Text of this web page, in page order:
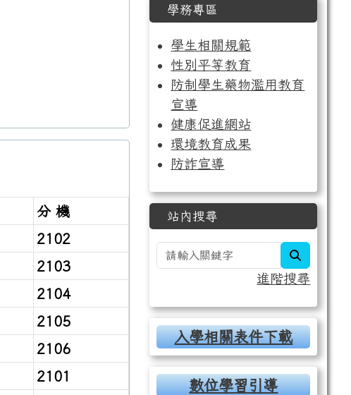
分 機
2102
2103
2104
2105
2106
2101
學務專區
學生相關規範
性別平等教育
防制學生藥物濫用教育
宣導
健康促進網站
環境教育成果
防詐宣導
站內搜尋
進階搜尋
入學相關表件下載
數位學習引導